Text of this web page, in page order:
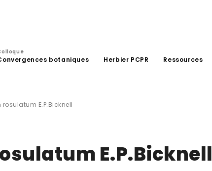
botaniques Herbier PCPR Ressources
E.P.Bicknell
E.P.Bicknell